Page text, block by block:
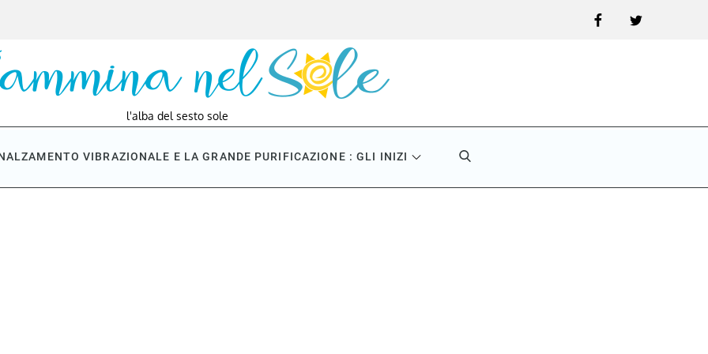
FacebookTwitter
l'alba del sesto sole
VIBRAZIONALE E LA GRANDE PURIFICAZIONE : GLI INIZI